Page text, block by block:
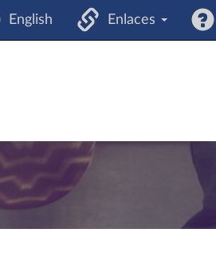
English Enlaces